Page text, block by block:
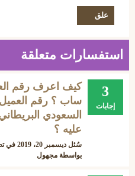
استفسارات متعلقة
3
إجابات
كيف اعرف رقم
ساب ؟ رقم
السعودي
عليه ؟
سُئل ديسمبر 20، 2019 في
بواسطة مجهول